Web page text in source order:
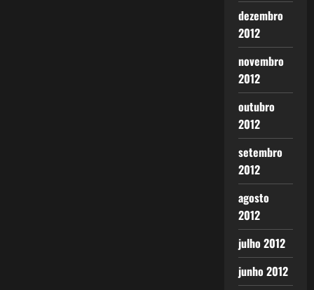
dezembro
2012
novembro
2012
outubro
2012
setembro
2012
agosto
2012
julho 2012
junho 2012